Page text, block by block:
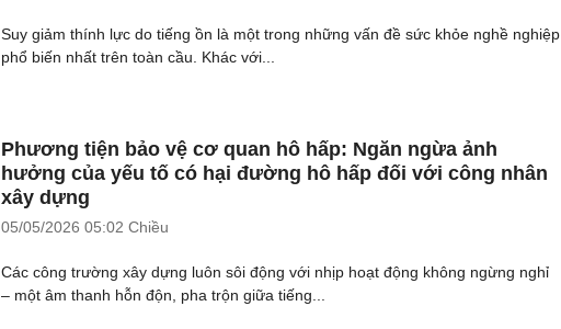
Suy giảm thính lực do tiếng ồn là một trong những vấn đề sức khỏe nghề nghiệp
phổ biến nhất trên toàn cầu. Khác với...
Phương tiện bảo vệ cơ quan hô hấp: Ngăn ngừa ảnh
hưởng của yếu tố có hại đường hô hấp đối với công nhân
xây dựng
05/05/2026 05:02 Chiều
Các công trường xây dựng luôn sôi động với nhịp hoạt động không ngừng nghỉ
– một âm thanh hỗn độn, pha trộn giữa tiếng...